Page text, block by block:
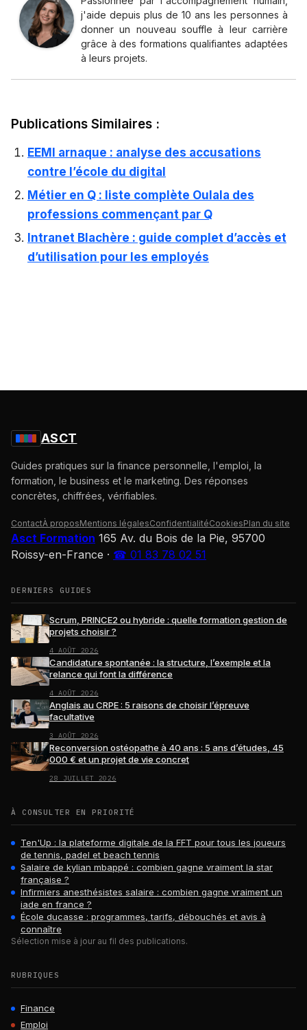
j'aide depuis plus de 10 ans les personnes à
donner un nouveau souffle à leur carrière
grâce à des formations qualifiantes adaptées
à leurs projets.
Publications Similaires :
EEMI arnaque : analyse des accusations
contre l’école du digital
Métier en Q : liste complète Oulala des
professions commençant par Q
Intranet Blachère : guide complet d’accès et
d’utilisation pour les employés
ASCT
Guides pratiques sur la finance personnelle, l'emploi, la
formation, le business et le marketing. Des réponses
concrètes, chiffrées, vérifiables.
ContactÀ proposMentions légalesConfidentialitéCookiesPlan du site
Asct Formation 165 Av. du Bois de la Pie, 95700
Roissy-en-France · ☎ 01 83 78 02 51
DERNIERS GUIDES
Scrum, PRINCE2 ou hybride : quelle formation gestion de
projets choisir ?
4 AOÛT 2026
Candidature spontanée : la structure, l’exemple et la
relance qui font la différence
4 AOÛT 2026
Anglais au CRPE : 5 raisons de choisir l’épreuve
facultative
3 AOÛT 2026
Reconversion ostéopathe à 40 ans : 5 ans d’études, 45
000 € et un projet de vie concret
28 JUILLET 2026
À CONSULTER EN PRIORITÉ
Ten'Up : la plateforme digitale de la FFT pour tous les joueurs
de tennis, padel et beach tennis
Salaire de kylian mbappé : combien gagne vraiment la star
française ?
Infirmiers anesthésistes salaire : combien gagne vraiment un
iade en france ?
École ducasse : programmes, tarifs, débouchés et avis à
connaître
Sélection mise à jour au fil des publications.
RUBRIQUES
Finance
Emploi